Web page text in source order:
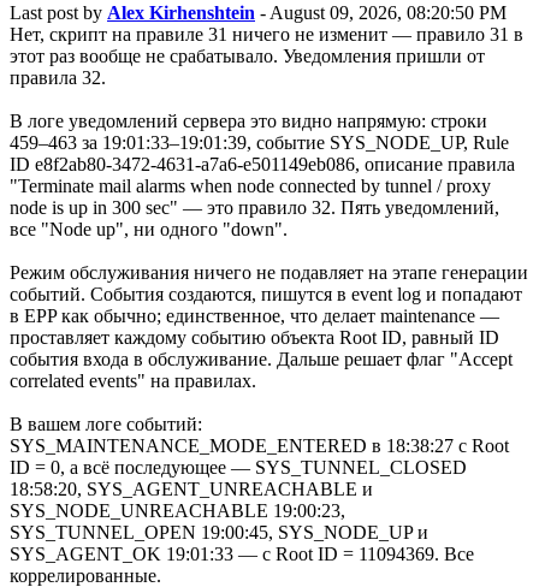
Last post by Alex Kirhenshtein - August 09, 2026, 08:20:50 PM
Нет, скрипт на правиле 31 ничего не изменит — правило 31 в
этот раз вообще не срабатывало. Уведомления пришли от
правила 32.
В логе уведомлений сервера это видно напрямую: строки
459–463 за 19:01:33–19:01:39, событие SYS_NODE_UP, Rule
ID e8f2ab80-3472-4631-a7a6-e501149eb086, описание правила
"Terminate mail alarms when node connected by tunnel / proxy
node is up in 300 sec" — это правило 32. Пять уведомлений,
все "Node up", ни одного "down".
Режим обслуживания ничего не подавляет на этапе генерации
событий. События создаются, пишутся в event log и попадают
в EPP как обычно; единственное, что делает maintenance —
проставляет каждому событию объекта Root ID, равный ID
события входа в обслуживание. Дальше решает флаг "Accept
correlated events" на правилах.
В вашем логе событий:
SYS_MAINTENANCE_MODE_ENTERED в 18:38:27 с Root
ID = 0, а всё последующее — SYS_TUNNEL_CLOSED
18:58:20, SYS_AGENT_UNREACHABLE и
SYS_NODE_UNREACHABLE 19:00:23,
SYS_TUNNEL_OPEN 19:00:45, SYS_NODE_UP и
SYS_AGENT_OK 19:01:33 — с Root ID = 11094369. Все
коррелированные.